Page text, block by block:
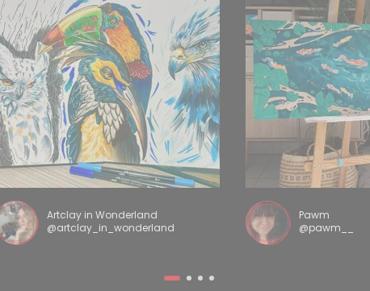
Artclay in Wonderland
@artclay_in_wonderland
Pawm
@pawm__